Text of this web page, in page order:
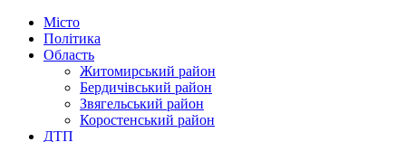
Місто
Політика
Область
Житомирський район
Бердичівський район
Звягельський район
Коростенський район
ДТП